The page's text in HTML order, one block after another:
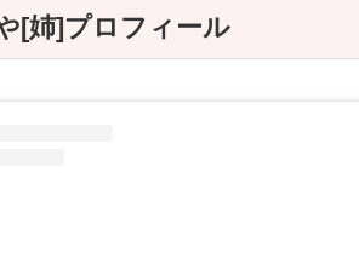
[姉]プロフィール